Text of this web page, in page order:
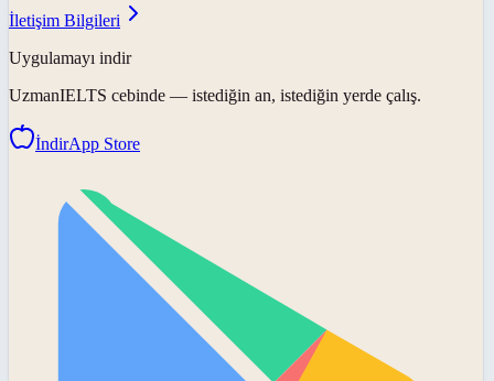
İletişim Bilgileri
Uygulamayı indir
UzmanIELTS cebinde — istediğin an, istediğin yerde çalış.
İndirApp Store